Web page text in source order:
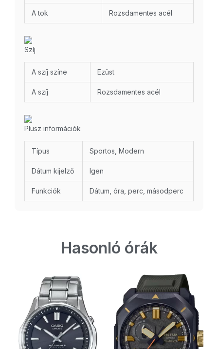
A tok Rozsdamentes acél
Szíj
A szíj színe Ezüst
A szíj Rozsdamentes acél
Plusz információk
Típus Sportos, Modern
Dátum kijelző Igen
Funkciók Dátum, óra, perc, másodperc
Hasonló órák